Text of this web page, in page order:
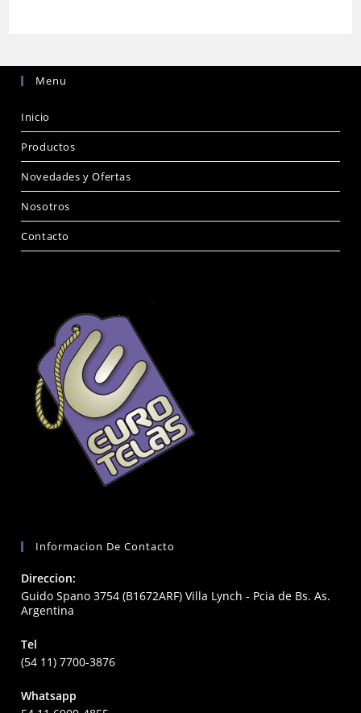
Menu
Inicio
Productos
Novedades y Ofertas
Nosotros
Contacto
Informacion De Contacto
Direccion:
Guido Spano 3754 (B1672ARF) Villa Lynch - Pcia de Bs. As.
Argentina
Tel
(54 11) 7700-3876
Whatsapp